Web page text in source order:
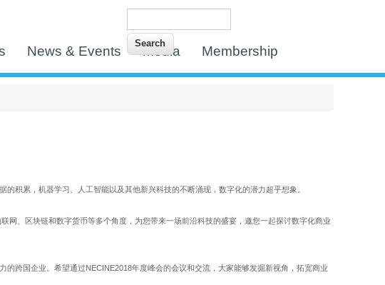
News & Events Media Membership
积累，机器学习、人工智能以及其他新兴科技的不断涌现，数字化的潜力超乎想象。
网、区块链和数字货币等多个角度，为您带来一场前沿科技的盛宴，邀您一起探讨数字化商业
跨国企业。希望通过NECINE2018年度峰会的会议和交流，大家能够发掘新视角，拓宽商业